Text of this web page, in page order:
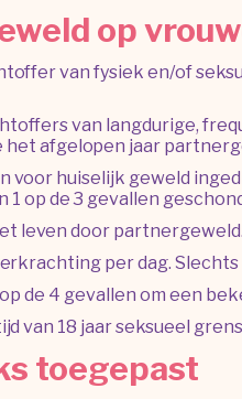
op
van fysiek en/of
van langdurige,
afgelopen jaar
huiselijk geweld
op de 3 gevallen
leven door partnergeweld.
per dag. Slechts
4 gevallen om een
18 jaar seksueel
toegepast